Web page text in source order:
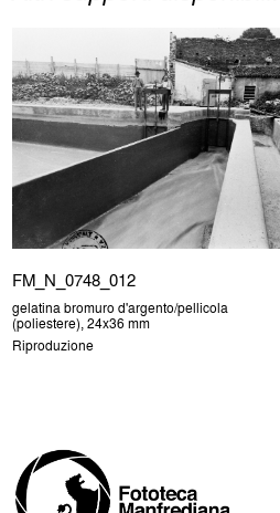
FM_N_0748_012
gelatina bromuro d'argento/pellicola
(poliestere), 24x36 mm
Riproduzione